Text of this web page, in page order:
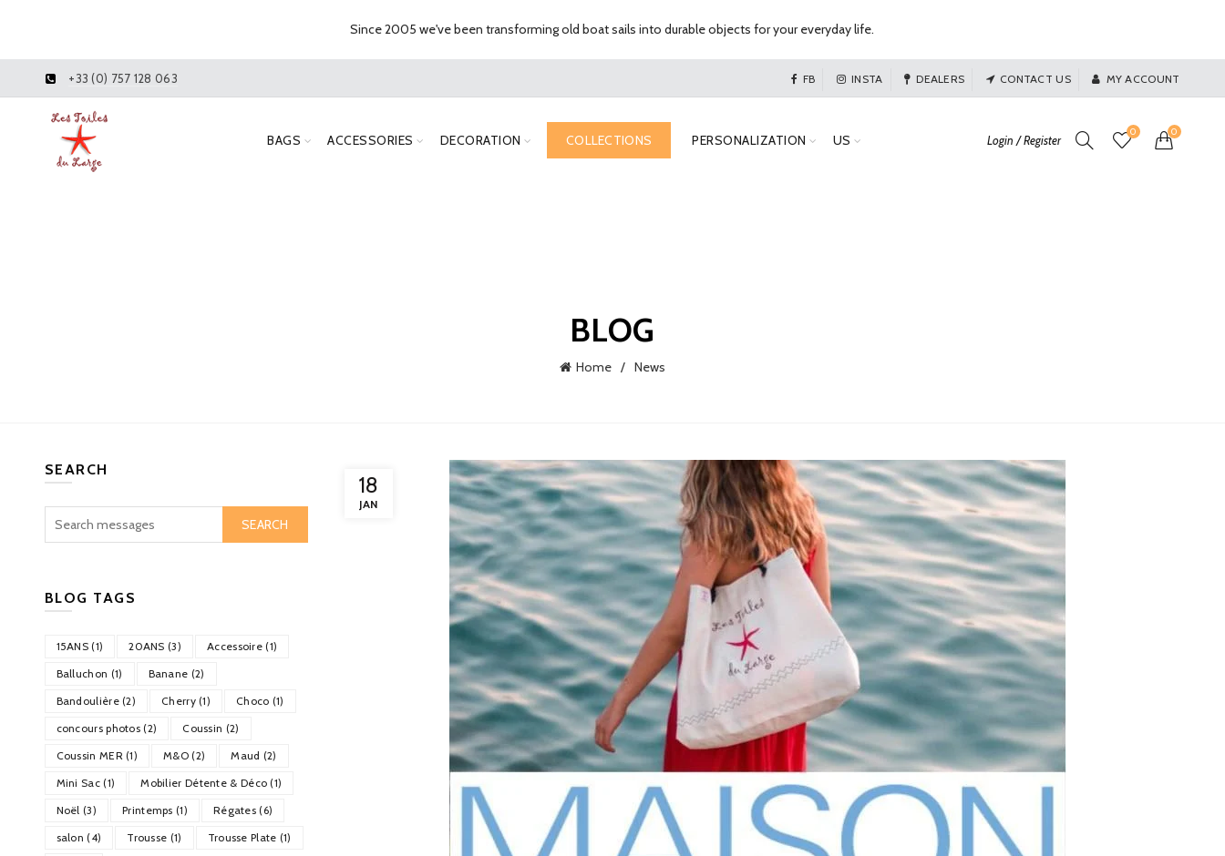
+33 (0) 757 128 063 FB INSTA DEALERS CONTACT US MY ACCOUNT
BAGS ACCESSORIES DECORATION COLLECTIONS PERSONALIZATION US Login / Register
0 0
BLOG
Home News
18
JAN
SEARCH
SEARCH
BLOG TAGS
15ANS (1) 20ANS (3)
Accessoire (1)
Balluchon (1)
Banane (2)
Bandoulière (2)
Cherry (1)
Choco (1)
concours photos (2)
Coussin (2)
Coussin MER (1)
M&O (2)
Maud (2)
Mini Sac (1)
Mobilier Détente & Déco (1)
Noël (3)
Printemps (1)
Régates (6)
salon (4)
Trousse (1)
Trousse Plate (1)
Since 2005 we've been transforming old boat sails into durable objects for your everyday life.